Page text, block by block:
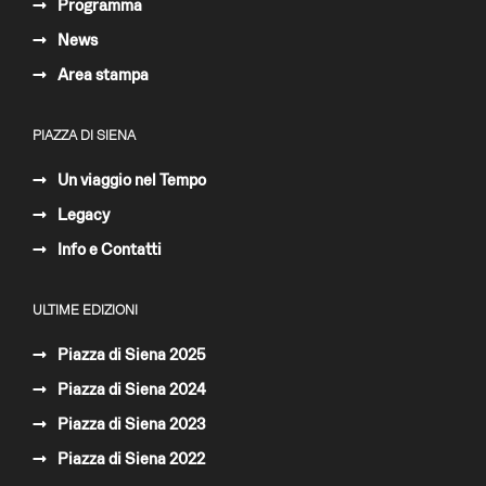
Programma
News
Area stampa
PIAZZA DI SIENA
Un viaggio nel Tempo
Legacy
Info e Contatti
ULTIME EDIZIONI
Piazza di Siena 2025
Piazza di Siena 2024
Piazza di Siena 2023
Piazza di Siena 2022